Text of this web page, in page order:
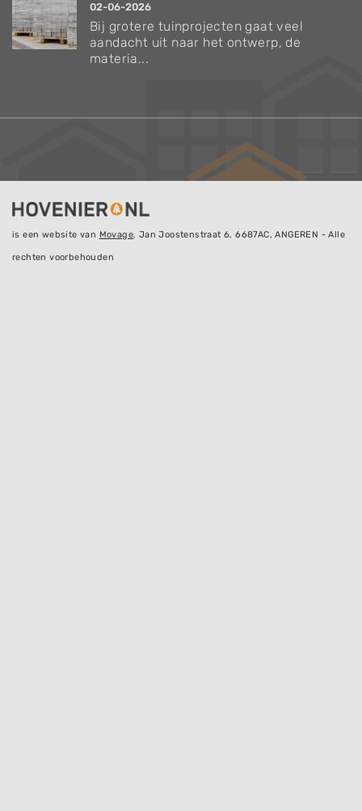
02-06-2026
Bij grotere tuinprojecten gaat veel
aandacht uit naar het ontwerp, de
materia...
is een website van Movage, Jan Joostenstraat 6, 6687AC, ANGEREN - Alle
rechten voorbehouden